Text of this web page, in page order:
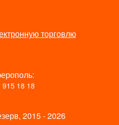
торговлю
915 18 18
2015 - 2026